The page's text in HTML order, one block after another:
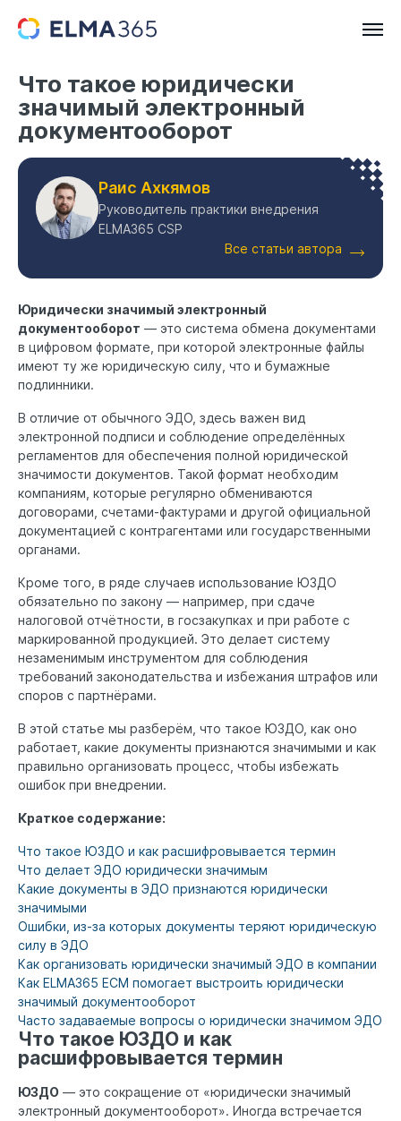
Что такое юридически
значимый электронный
документооборот
Раис Ахкямов
Руководитель практики внедрения
ELMA365 CSP
Все статьи автора
Юридически значимый электронный
документооборот — это система обмена документами
в цифровом формате, при которой электронные файлы
имеют ту же юридическую силу, что и бумажные
подлинники.
В отличие от обычного ЭДО, здесь важен вид
электронной подписи и соблюдение определённых
регламентов для обеспечения полной юридической
значимости документов. Такой формат необходим
компаниям, которые регулярно обмениваются
договорами, счетами-фактурами и другой официальной
документацией с контрагентами или государственными
органами.
Кроме того, в ряде случаев использование ЮЗДО
обязательно по закону — например, при сдаче
налоговой отчётности, в госзакупках и при работе с
маркированной продукцией. Это делает систему
незаменимым инструментом для соблюдения
требований законодательства и избежания штрафов или
споров с партнёрами.
В этой статье мы разберём, что такое ЮЗДО, как оно
работает, какие документы признаются значимыми и как
правильно организовать процесс, чтобы избежать
ошибок при внедрении.
Краткое содержание:
Что такое ЮЗДО и как расшифровывается термин
Что делает ЭДО юридически значимым
Какие документы в ЭДО признаются юридически
значимыми
Ошибки, из-за которых документы теряют юридическую
силу в ЭДО
Как организовать юридически значимый ЭДО в компании
Как ELMA365 ECM помогает выстроить юридически
значимый документооборот
Часто задаваемые вопросы о юридически значимом ЭДО
Что такое ЮЗДО и как
расшифровывается термин
ЮЗДО — это сокращение от «юридически значимый
электронный документооборот». Иногда встречается